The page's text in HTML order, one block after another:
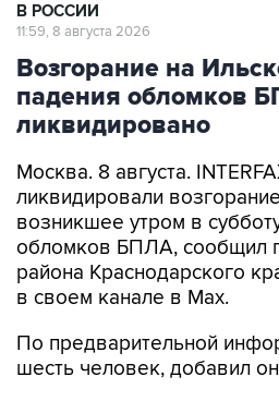
В РОССИИ
11:59, 8 августа 2026
Возгорание на
падения обломков
ликвидировано
Москва. 8 августа.
ликвидировали
возникшее утром в
обломков БПЛА, сообщил
района Краснодарского
в своем канале в Max.
По предварительной
шесть человек, добавил